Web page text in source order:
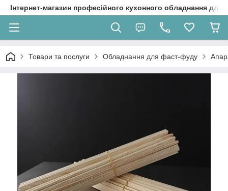
Інтернет-магазин професійного кухонного обладнання
Товари та послуги Обладнання для фаст-фуду